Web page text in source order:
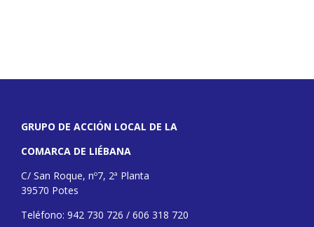
GRUPO DE ACCIÓN LOCAL DE LA
COMARCA DE LIÉBANA
C/ San Roque, nº7, 2ª Planta
39570 Potes
Teléfono: 942 730 726 / 606 318 720